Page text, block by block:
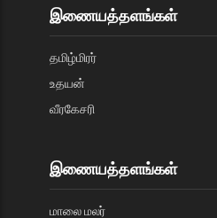
இணையத்தளங்கள்
தமிழ்மிரர்
உதயன்
வீரகேசரி
இணையத்தளங்கள்
மாலை மலர்